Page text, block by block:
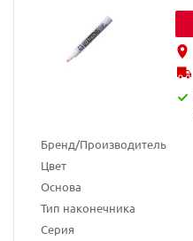
Бренд/Производитель
Цвет
Основа
Тип наконечника
Серия